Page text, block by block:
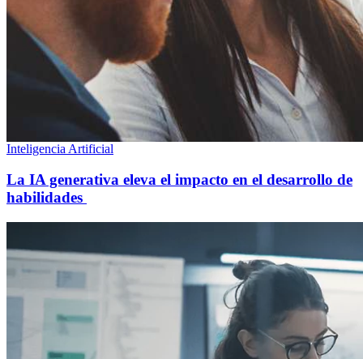
Inteligencia Artificial
La IA generativa eleva el impacto en el desarrollo de
habilidades